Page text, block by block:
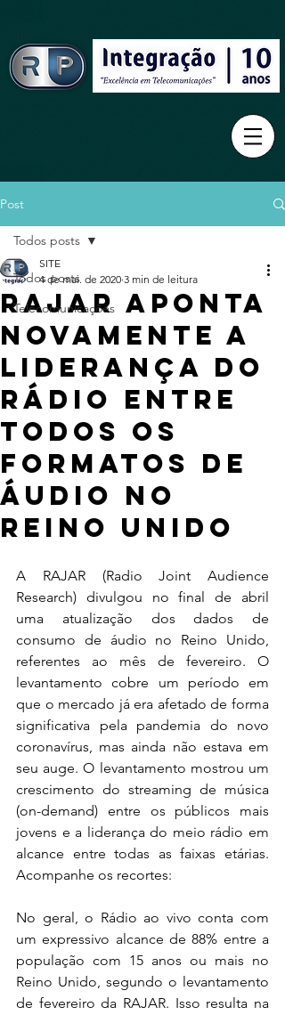
Post
Todos posts
Telecomunicações
Todos posts
RAJAR aponta
novamente a
liderança do
rádio entre
todos os
formatos de
áudio no
Reino Unido
SITE
4 de mai. de 2020 3 min de leitura
A RAJAR (Radio Joint Audience
Research) divulgou no final de abril
uma atualização dos dados de
consumo de áudio no Reino Unido,
referentes ao mês de fevereiro. O
levantamento cobre um período em
que o mercado já era afetado de forma
significativa pela pandemia do novo
coronavírus, mas ainda não estava em
seu auge. O levantamento mostrou um
crescimento do streaming de música
(on-demand) entre os públicos mais
jovens e a liderança do meio rádio em
alcance entre todas as faixas etárias.
Acompanhe os recortes:
No geral, o Rádio ao vivo conta com
um expressivo alcance de 88% entre a
população com 15 anos ou mais no
Reino Unido, segundo o levantamento
de fevereiro da RAJAR. Isso resulta na